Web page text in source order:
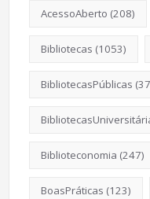
AcessoAberto (208)
Bibliotecas (1053)
BibliotecasPúblicas
Biblioteconomia (247)
BoasPráticas (123)